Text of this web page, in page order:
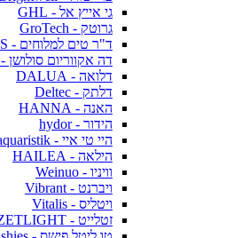
גי אייץ אל - GHL
גרוטק - GroTech
ד"ר טים למלוחים - DR. TIM'S
דה אקווריום סולושן - The Aquarium Solution
דלואה - DALUA
דלתק - Deltec
האנה - HANNA
הידור - hydor
היי טי איי - ATI aquaristik
הילאה - HAILEA
וויניו - Weinuo
ויברנט - Vibrant
ויטליס - Vitalis
זטלייט - ZETLIGHT